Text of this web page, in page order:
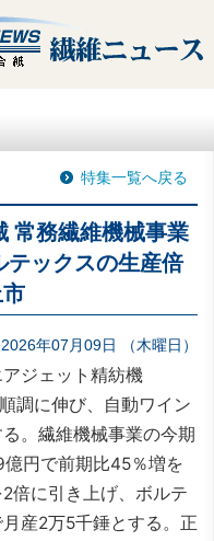
特集一覧へ戻る
常務繊維機械事業
ックスの生産倍
2026年07月09日 （木曜日）
ジェット精紡機
調に伸び、自動ワイン
。繊維機械事業の今期
億円で前期比45％増を
倍に引き上げ、ボルテ
産2万5千錘とする。正